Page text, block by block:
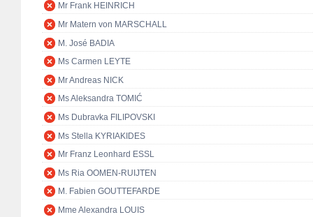
Mr Frank HEINRICH
Mr Matern von MARSCHALL
M. José BADIA
Ms Carmen LEYTE
Mr Andreas NICK
Ms Aleksandra TOMIĆ
Ms Dubravka FILIPOVSKI
Ms Stella KYRIAKIDES
Mr Franz Leonhard ESSL
Ms Ria OOMEN-RUIJTEN
M. Fabien GOUTTEFARDE
Mme Alexandra LOUIS